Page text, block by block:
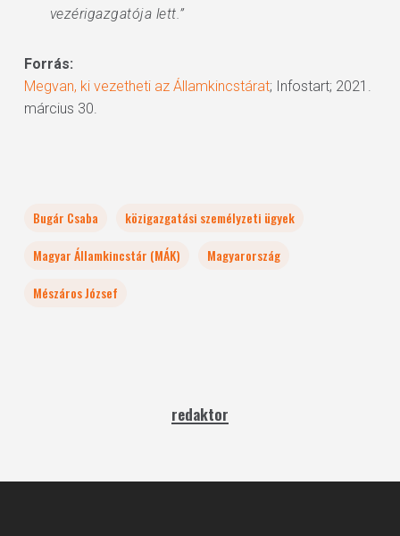
vezérigazgatója lett.”
Forrás:
Megvan, ki vezetheti az Államkincstárat; Infostart; 2021.
március 30.
Bugár Csaba
közigazgatási személyzeti ügyek
Magyar Államkincstár (MÁK)
Magyarország
Mészáros József
redaktor